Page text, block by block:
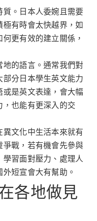
。日本人委婉且需要
有時會太快越界，如
更有效的建立關係，
的語言。通常我們對
分日本學生英文能力
是英文表達，會大幅
也能有更深入的交
文化中生活本來就有
爭戰，若有機會先參與
學習面對壓力、處理人
短宣會大有幫助。
各地做見